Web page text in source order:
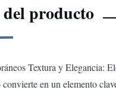
del producto
Textura y Elegancia:
en un elemento